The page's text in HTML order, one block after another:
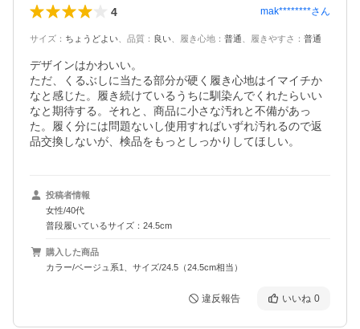
4 mak********さん
サイズ ： ちょうどよい 品質 ： 良い 履き心地 ： 普通 履きやすさ ： 普通
デザインはかわいい。
ただ、くるぶしに当たる部分が硬く履き心地はイマイチか
なと感じた。履き続けているうちに馴染んでくれたらいい
なと期待する。それと、商品に小さな汚れと不備があっ
た。履く分には問題ないし使用すればいずれ汚れるので返
品交換しないが、検品をもっとしっかりしてほしい。
投稿者情報
女性/40代
普段履いているサイズ：24.5cm
購入した商品
カラー/ベージュ系1、サイズ/24.5（24.5cm相当）
違反報告 いいね 0